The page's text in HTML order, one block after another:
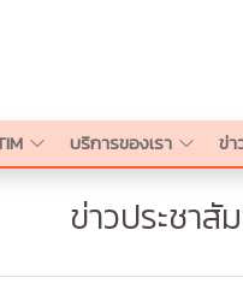
บริการของเรา ข่า
ข่าวประชาสั